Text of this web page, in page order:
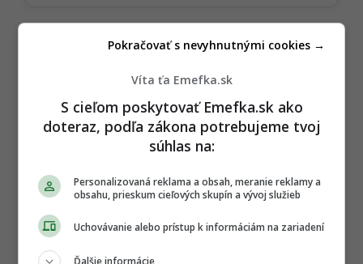
REKLAMA
Víta ťa Emefka.sk
S cieľom poskytovať Emefka.sk ako
doteraz, podľa zákona potrebujeme tvoj
súhlas na:
Personalizovaná reklama a obsah, meranie reklamy a
obsahu, prieskum cieľových skupín a vývoj služieb
Uchovávanie alebo prístup k informáciám na zariadení
Ďalšie informácie
Pokračovať s nevyhnutnými cookies →